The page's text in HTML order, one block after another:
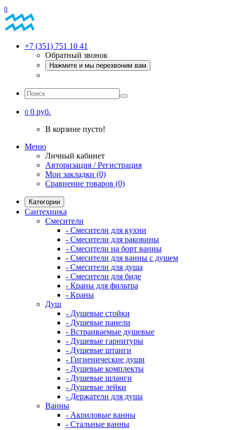
0
+7 (351) 751 10 41
Обратный звонок
Нажмите и мы перезвоним вам
0 0 руб.
В корзине пусто!
Меню
Личный кабинет
Авторизация / Регистрация
Мои закладки (0)
Сравнение товаров (0)
Категории
Сантехника
Смесители
- Смесители для кухни
- Смесители для раковины
- Смесители на борт ванны
- Смесители для ванны с душем
- Смесители для душа
- Смесители для биде
- Краны для фильтра
- Краны
Душ
- Душевые стойки
- Душевые панели
- Встраиваемые душевые
- Душевые гарнитуры
- Душевые штанги
- Гигиенические души
- Душевые комплекты
- Душевые шланги
- Душевые лейки
- Держатели для душа
Ванны
- Акриловые ванны
- Стальные ванны